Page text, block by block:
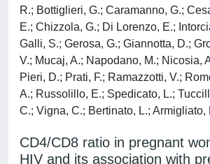
R.; Bottiglieri, G.; Caramanno, G.;
E.; Chizzola, G.; Di Lorenzo, E.;
Galli, S.; Gerosa, G.; Giannotta, D.;
V.; Mucaj, A.; Napodano, M.; Nicosia,
Pieri, D.; Prati, F.; Ramazzotti, V.;
A.; Russolillo, E.; Spedicato, L.;
C.; Vigna, C.; Bertinato, L.; Armigliato,
CD4/CD8 ratio in pregnant
HIV and its association with